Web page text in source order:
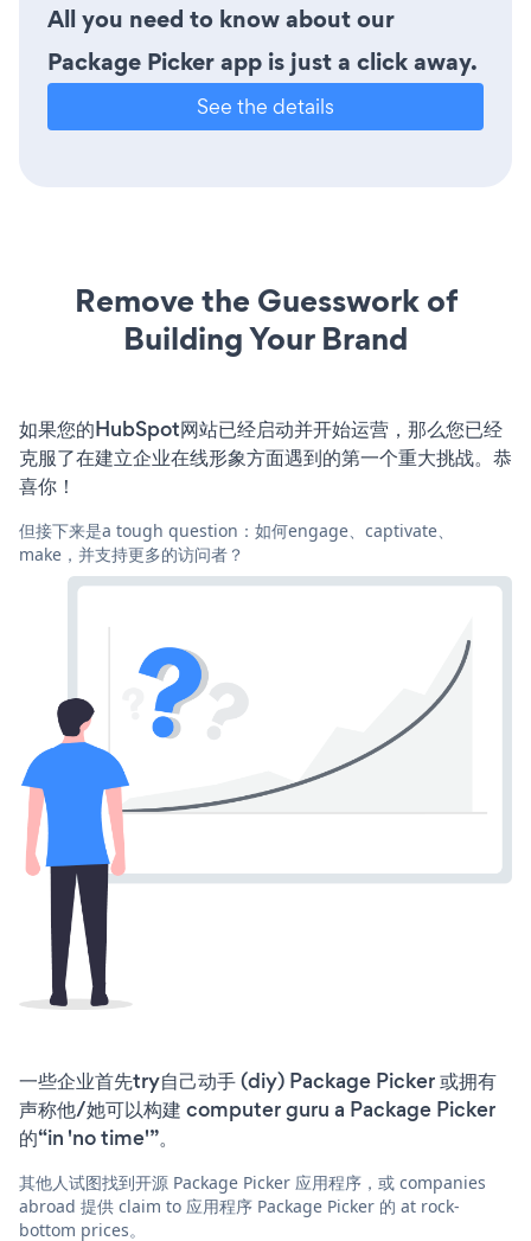
All you need to know about our
Package Picker app is just a click away.
See the details
Remove the Guesswork of
Building Your Brand
如果您的HubSpot网站已经启动并开始运营，那么您已经
克服了在建立企业在线形象方面遇到的第一个重大挑战。恭
喜你！
但接下来是a tough question：如何engage、captivate、
make，并支持更多的访问者？
一些企业首先try自己动手 (diy) Package Picker 或拥有
声称他/她可以构建 computer guru a Package Picker
的“in 'no time'”。
其他人试图找到开源 Package Picker 应用程序，或 companies
abroad 提供 claim to 应用程序 Package Picker 的 at rock-
bottom prices。